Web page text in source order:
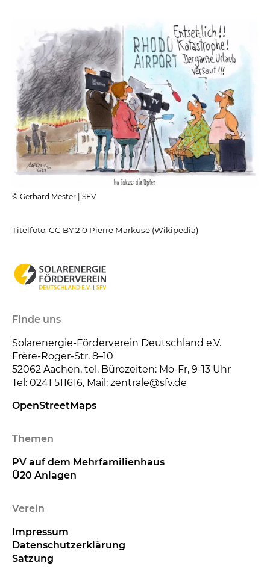
© Gerhard Mester | SFV
Titelfoto: CC BY 2.0 Pierre Markuse (Wikipedia)
Finde uns
Solarenergie-Förderverein Deutschland e.V.
Frère-Roger-Str. 8–10
52062 Aachen, tel. Bürozeiten: Mo-Fr, 9-13 Uhr
Tel: 0241 511616, Mail: zentrale@sfv.de
OpenStreetMaps
Themen
PV auf dem Mehrfamilienhaus
Ü20 Anlagen
Verein
Impressum
Datenschutzerklärung
Satzung